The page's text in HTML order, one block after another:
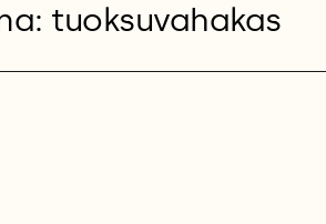
tuoksuvahakas